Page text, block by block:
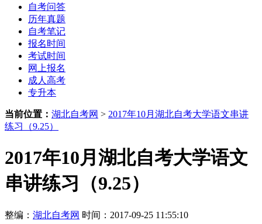
自考问答
历年真题
自考笔记
报名时间
考试时间
网上报名
成人高考
专升本
当前位置： 湖北自考网 > 2017年10月湖北自考大学语文串讲
练习（9.25）
2017年10月湖北自考大学语文
串讲练习（9.25）
整编： 湖北自考网 时间：2017-09-25 11:55:10